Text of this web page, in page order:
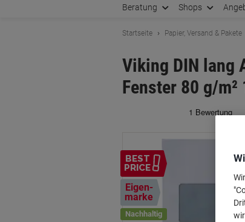
Beratung Shops
Startseite Papier, Versand & Pakete
Viking DIN lang
Fenster 80 g/m²
BEST
PRICE
Eigen-
marke
Nachhaltig